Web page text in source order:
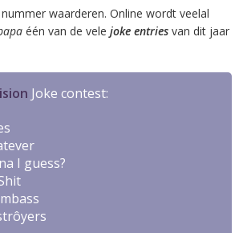
waarderen. Online wordt veelal
één van de vele joke entriesvan dit jaar
Joke contest:
I guess?